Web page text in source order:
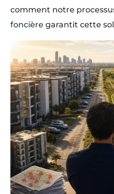
comment notre
foncière garantit cette